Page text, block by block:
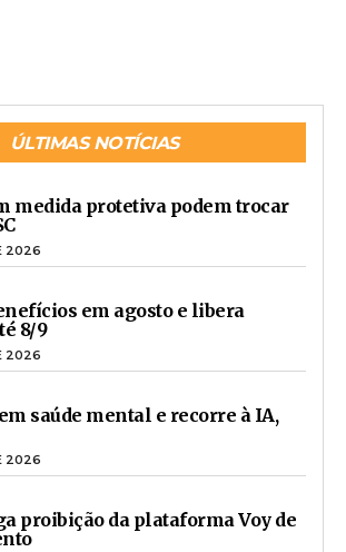
ÚLTIMAS NOTÍCIAS
medida protetiva podem trocar
2026
em agosto e libera
8/9
2026
saúde mental e recorre à IA,
2026
proibição da plataforma Voy de